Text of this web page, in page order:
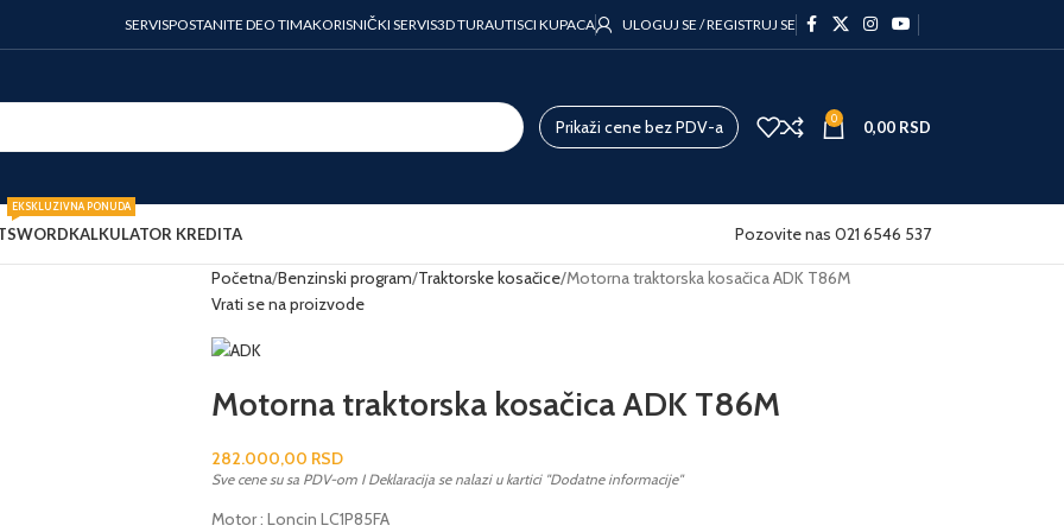
SERVISPOSTANITE DEO TIMAKORISNIČKI SERVIS3D TURAUTISCI KUPACA ULOGUJ SE / REGISTRUJ SE
Prikaži cene bez PDV-a 0 0,00 RSD
SWORD
EKSKLUZIVNA PONUDA
KALKULATOR KREDITA Pozovite nas 021 6546 537
Početna Benzinski program Traktorske kosačice Motorna traktorska kosačica ADK T86M
Vrati se na proizvode
Motorna traktorska kosačica ADK T86M
282.000,00 RSD
Sve cene su sa PDV-om I Deklaracija se nalazi u kartici "Dodatne informacije"
Motor : Loncin LC1P85FA